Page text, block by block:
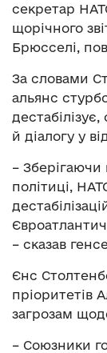
секретар
щорічного
Брюсселі,
За словами
альянс
й діалогу у
– Зберігаючи
політиці,
– сказав
Єнс
пріоритетів
загрозам
– Союзники